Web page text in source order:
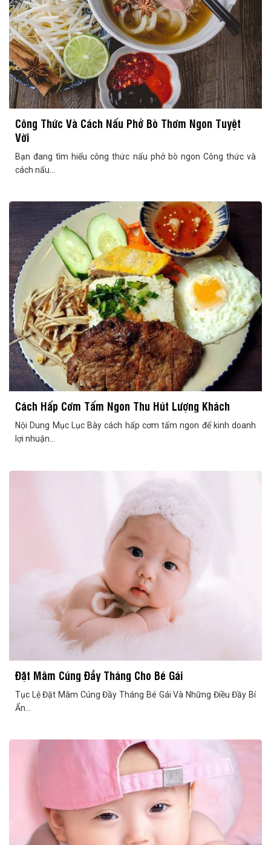
Công Thức Và Cách Nấu Phở Bò Thơm Ngon Tuyệt
Vời
Bạn đang tìm hiểu công thức nấu phở bò ngon Công thức và
cách nấu...
Cách Hấp Cơm Tấm Ngon Thu Hút Lượng Khách
Nội Dung Mục Lục Bày cách hấp cơm tấm ngon để kinh doanh
lợi nhuận...
Đặt Mâm Cúng Đầy Tháng Cho Bé Gái
Tục Lệ Đặt Mâm Cúng Đầy Tháng Bé Gái Và Những Điều Đầy Bí
Ẩn...